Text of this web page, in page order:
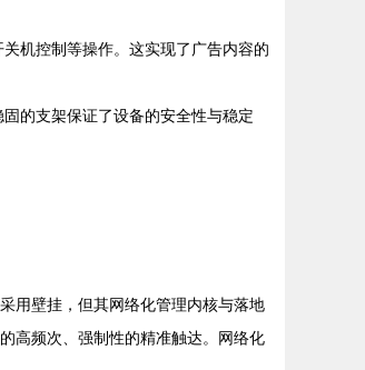
机控制等操作。这实现了广告内容的
的支架保证了设备的安全性与稳定
用壁挂，但其网络化管理内核与落地
高频次、强制性的精准触达。网络化